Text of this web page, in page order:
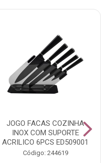
JOGO FACAS COZINHA
INOX COM SUPORTE
ACRILICO 6PCS ED509001
Código: 244619